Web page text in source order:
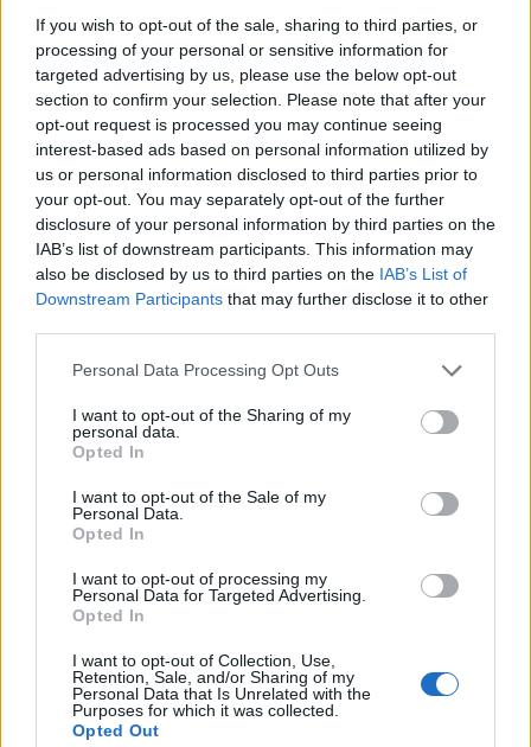
If you wish to opt-out of the sale, sharing to third parties, or
processing of your personal or sensitive information for
targeted advertising by us, please use the below opt-out
section to confirm your selection. Please note that after your
opt-out request is processed you may continue seeing
interest-based ads based on personal information utilized by
us or personal information disclosed to third parties prior to
your opt-out. You may separately opt-out of the further
disclosure of your personal information by third parties on the
IAB’s list of downstream participants. This information may
also be disclosed by us to third parties on the IAB’s List of
Downstream Participants that may further disclose it to other
Personal Data Processing Opt Outs
I want to opt-out of the Sharing of my
personal data.
Opted In
I want to opt-out of the Sale of my
Personal Data.
Opted In
I want to opt-out of processing my
Personal Data for Targeted Advertising.
Opted In
I want to opt-out of Collection, Use,
Retention, Sale, and/or Sharing of my
Personal Data that Is Unrelated with the
Purposes for which it was collected.
Opted Out
andre mennesker og være en del af et fællesskab,
lyder tanken bag arrangementet.
Masser af inspiration
Dagen byder på besøg af flere kendte navne fra
strikkeuniverset.
YouTube-duoen Garn og Glimmer fortæller om
deres passion for strik og om, hvorfor kreativitet,
venskaber og mental trivsel hænger tæt sammen.
publikum med tilbage i historien og fortæller om en
tid, hvor både mænd, kvinder og skolebørn
strikkede side om side.
fra podcasten ’Ret og Vrang’ samt fåreavler
Thomas Pilgård, der viser uld fra nogle af sine
omkring 800 får.
For både nye og erfarne
Nordjyllands Politi rykkede ud til
Metropol i Hjørring
Hans Ravn
07. august 2026 kl. 13.28
Nordjyllands Politi og Hjørring Kommune ved
Metropol ShoppingCenter, hvor der var mulighed
for at få en snak om alt fra indbrudsforebyggelse